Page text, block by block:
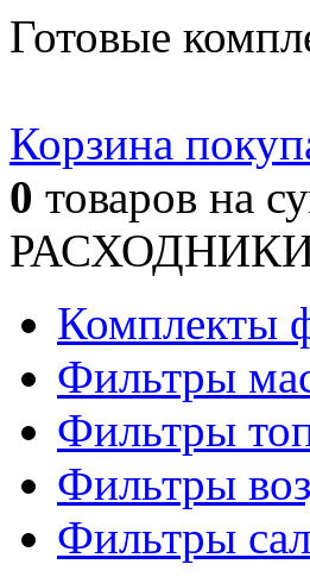
Готовые
Корзина
0 товаров на
Комплекты
Фильтры
Фильтры
Фильтры
Фильтры